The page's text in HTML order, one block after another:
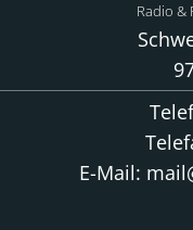
Radio &
E-Mail: